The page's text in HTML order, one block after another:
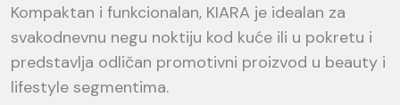
Kompaktan i funkcionalan, KIARA je idealan za
svakodnevnu negu noktiju kod kuće ili u pokretu i
predstavlja odličan promotivni proizvod u beauty i
lifestyle segmentima.